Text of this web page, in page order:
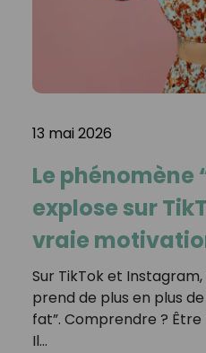
13 mai 2026
Le phénomène
explose sur
vraie
Sur TikTok et
prend de plus en plus
fat”. Comprendre ?
Il…